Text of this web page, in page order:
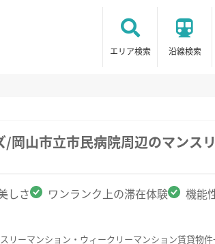
エリア検索 沿線検索
/岡山市立市民病院周辺のマンス
しさ ワンランク上の滞在体験 機能
リーマンション・ウィークリーマンション賃貸